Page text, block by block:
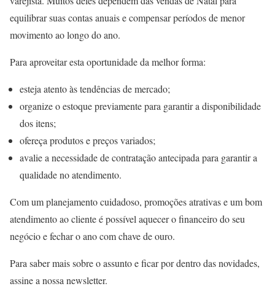
equilibrar suas contas anuais e compensar períodos de menor
movimento ao longo do ano.
Para aproveitar esta oportunidade da melhor forma:
esteja atento às tendências de mercado;
organize o estoque previamente para garantir a disponibilidade
dos itens;
ofereça produtos e preços variados;
avalie a necessidade de contratação antecipada para garantir a
qualidade no atendimento.
Com um planejamento cuidadoso, promoções atrativas e um bom
atendimento ao cliente é possível aquecer o financeiro do seu
negócio e fechar o ano com chave de ouro.
Para saber mais sobre o assunto e ficar por dentro das novidades,
assine a nossa newsletter.